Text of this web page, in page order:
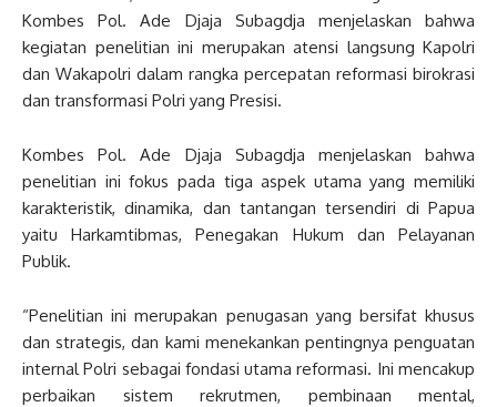
Kombes Pol. Ade Djaja Subagdja menjelaskan bahwa
kegiatan penelitian ini merupakan atensi langsung Kapolri
dan Wakapolri dalam rangka percepatan reformasi birokrasi
dan transformasi Polri yang Presisi.
Kombes Pol. Ade Djaja Subagdja menjelaskan bahwa
penelitian ini fokus pada tiga aspek utama yang memiliki
karakteristik, dinamika, dan tantangan tersendiri di Papua
yaitu Harkamtibmas, Penegakan Hukum dan Pelayanan
Publik.
“Penelitian ini merupakan penugasan yang bersifat khusus
dan strategis, dan kami menekankan pentingnya penguatan
internal Polri sebagai fondasi utama reformasi. Ini mencakup
perbaikan sistem rekrutmen, pembinaan mental,